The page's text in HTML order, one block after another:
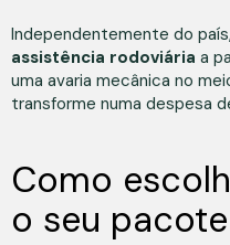
Independentemente do
assistência rodoviária a
uma avaria mecânica no
transforme numa despesa
Como
o seu